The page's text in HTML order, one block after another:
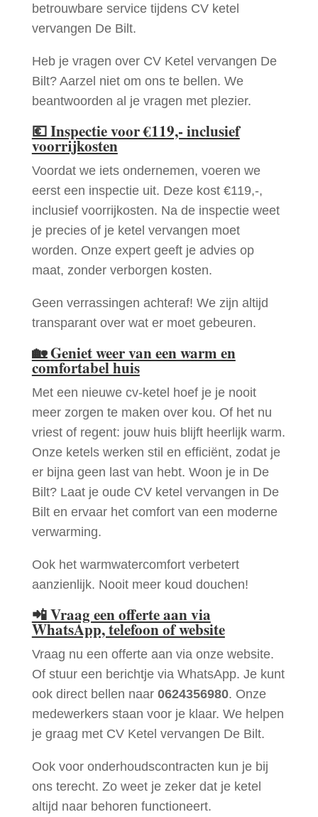
betrouwbare service tijdens CV ketel
vervangen De Bilt.
Heb je vragen over CV Ketel vervangen De
Bilt? Aarzel niet om ons te bellen. We
beantwoorden al je vragen met plezier.
💶Inspectie voor €119,- inclusief
voorrijkosten
Voordat we iets ondernemen, voeren we
eerst een inspectie uit. Deze kost €119,-,
inclusief voorrijkosten. Na de inspectie weet
je precies of je ketel vervangen moet
worden. Onze expert geeft je advies op
maat, zonder verborgen kosten.
Geen verrassingen achteraf! We zijn altijd
transparant over wat er moet gebeuren.
🏡Geniet weer van een warm en
comfortabel huis
Met een nieuwe cv-ketel hoef je je nooit
meer zorgen te maken over kou. Of het nu
vriest of regent: jouw huis blijft heerlijk warm.
Onze ketels werken stil en efficiënt, zodat je
er bijna geen last van hebt. Woon je in De
Bilt? Laat je oude CV ketel vervangen in De
Bilt en ervaar het comfort van een moderne
verwarming.
Ook het warmwatercomfort verbetert
aanzienlijk. Nooit meer koud douchen!
📲Vraag een offerte aan via
WhatsApp, telefoon of website
Vraag nu een offerte aan via onze website.
Of stuur een berichtje via WhatsApp. Je kunt
ook direct bellen naar 0624356980. Onze
medewerkers staan voor je klaar. We helpen
je graag met CV Ketel vervangen De Bilt.
Ook voor onderhoudscontracten kun je bij
ons terecht. Zo weet je zeker dat je ketel
altijd naar behoren functioneert.